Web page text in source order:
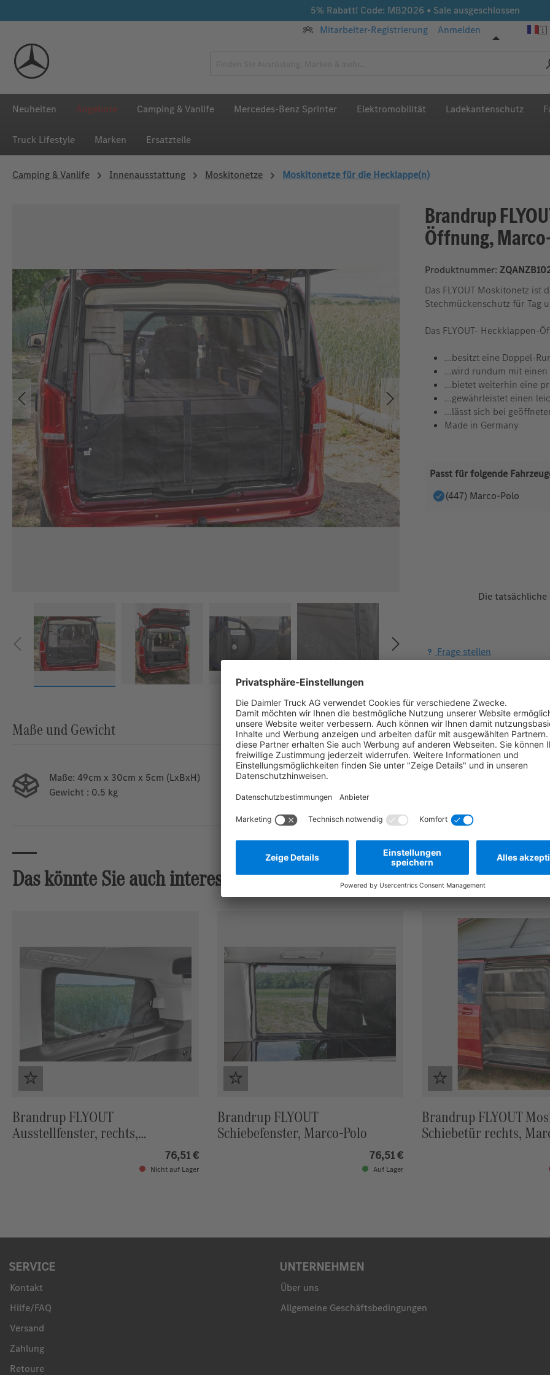
5% Rabatt! Code: MB2026 • Sale ausgeschlossen
Mitarbeiter-Registrierung
Anmelden
Neuheiten Angebote Camping & Vanlife Mercedes-Benz Sprinter Elektromobilität Ladekantenschutz
Truck Lifestyle Marken Ersatzteile
Camping & Vanlife Innenausstattung Moskitonetze Moskitonetze für die Hecklappe(n)
Brandrup
Öffnung,
Produktnummer:
Das FLYOUT Moskitonetz
Stechmückenschutz für Tag
Das FLYOUT- Heckklappen-
...besitzt eine Doppel-
...wird rundum mit
...bietet weiterhin eine
...gewährleistet einen
...lässt sich bei
Made in Germany
Passt für folgende
(447) Marco-Polo
Die
Frage stellen
Maße und Gewicht
Maße: 49cm x 30cm x 5cm (LxBxH)
Gewicht : 0.5 kg
Das könnte Sie auch interessieren
Brandrup FLYOUT
Ausstellfenster, rechts,
76,51 €
Nicht auf Lager
Brandrup FLYOUT
Schiebefenster, Marco-Polo
76,51 €
Auf Lager
Brandrup FLYOUT
Schiebetür rechts,
SERVICE
Kontakt
Hilfe/FAQ
Versand
Zahlung
Retoure
UNTERNEHMEN
Über uns
Allgemeine Geschäftsbedingungen